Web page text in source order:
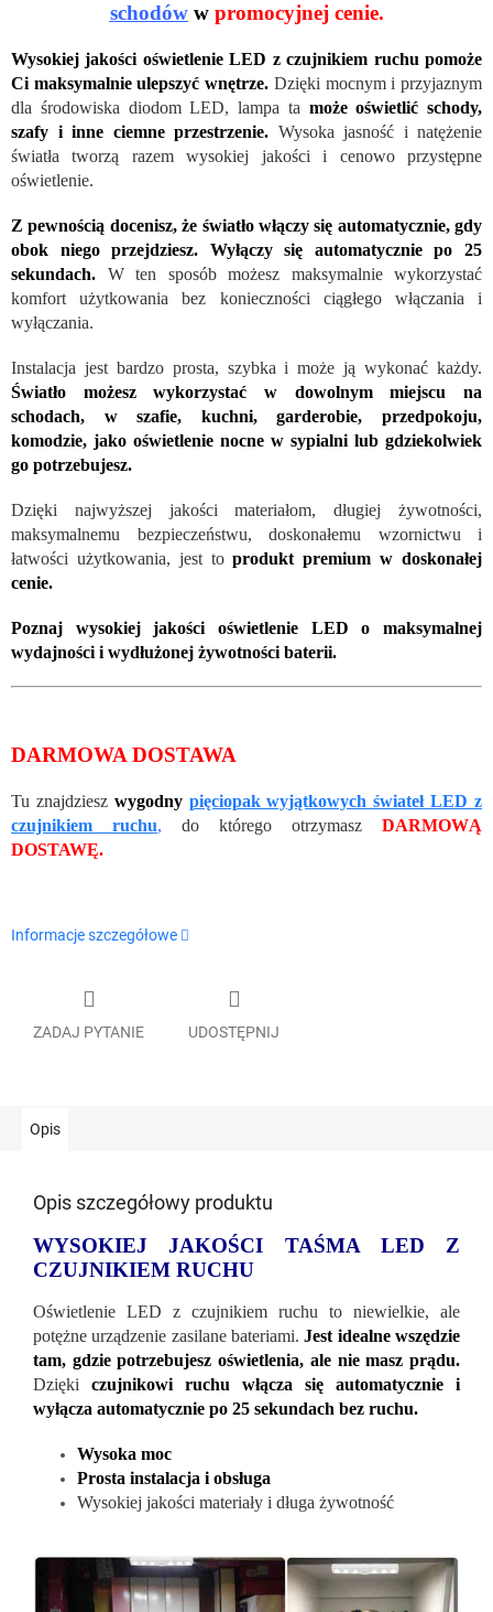
schodóww promocyjnej cenie.
Wysokiej jakości oświetlenie LED z czujnikiem ruchu pomoże
Ci maksymalnie ulepszyć wnętrze. Dzięki mocnym i przyjaznym
dla środowiska diodom LED, lampa ta może oświetlić schody,
szafy i inne ciemne przestrzenie. Wysoka jasność i natężenie
światła tworzą razem wysokiej jakości i cenowo przystępne
oświetlenie.
Z pewnością docenisz, że światło włączy się automatycznie, gdy
obok niego przejdziesz. Wyłączy się automatycznie po 25
sekundach. W ten sposób możesz maksymalnie wykorzystać
komfort użytkowania bez konieczności ciągłego włączania i
wyłączania.
Instalacja jest bardzo prosta, szybka i może ją wykonać każdy.
Światło możesz wykorzystać w dowolnym miejscu na
schodach, w szafie, kuchni, garderobie, przedpokoju,
komodzie, jako oświetlenie nocne w sypialni lub gdziekolwiek
go potrzebujesz.
Dzięki najwyższej jakości materiałom, długiej żywotności,
maksymalnemu bezpieczeństwu, doskonałemu wzornictwu i
łatwości użytkowania, jest toprodukt premium w doskonałej
cenie.
Poznaj wysokiej jakości oświetlenie LED o maksymalnej
wydajności i wydłużonej żywotności baterii.
DARMOWA DOSTAWA
Tu znajdziesz wygodny pięciopak wyjątkowych świateł LED z
czujnikiem ruchu, do którego otrzymasz DARMOWĄ
DOSTAWĘ.
Informacje szczegółowe
ZADAJ PYTANIE UDOSTĘPNIJ
Opis
Opis szczegółowy produktu
WYSOKIEJ JAKOŚCI TAŚMA LED Z
CZUJNIKIEM RUCHU
Oświetlenie LED z czujnikiem ruchu to niewielkie, ale
potężne urządzenie zasilane bateriami.Jest idealne wszędzie
tam, gdzie potrzebujesz oświetlenia, ale nie masz prądu.
Dzięki czujnikowi ruchu włącza się automatycznie i
wyłącza automatycznie po 25 sekundach bez ruchu.
Wysoka moc
Prosta instalacja i obsługa
Wysokiej jakości materiały i długa żywotność